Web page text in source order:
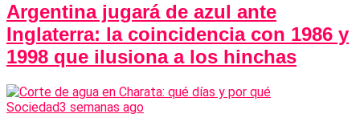
Argentina jugará de azul ante
Inglaterra: la coincidencia con 1986 y
1998 que ilusiona a los hinchas
Sociedad3 semanas ago